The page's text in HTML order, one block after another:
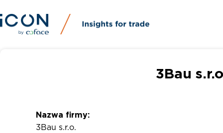
3Bau
Nazwa firmy:
3Bau s.r.o.